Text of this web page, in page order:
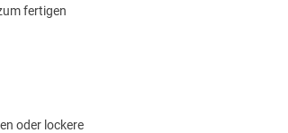
fertigen
oder lockere